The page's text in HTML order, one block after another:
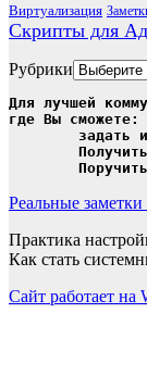
Виртуализация
Скрипты для
Рубрики
Для лучшей
где Вы сможете:
Реальные
Практика
Как стать
Сайт работает на